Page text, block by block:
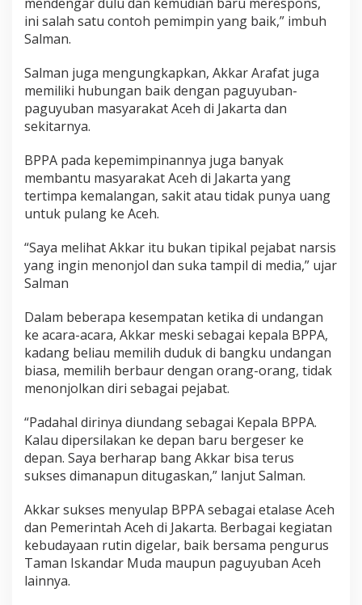
ini salah satu contoh pemimpin yang baik,” imbuh
Salman.
Salman juga mengungkapkan, Akkar Arafat juga
memiliki hubungan baik dengan paguyuban-
paguyuban masyarakat Aceh di Jakarta dan
sekitarnya.
BPPA pada kepemimpinannya juga banyak
membantu masyarakat Aceh di Jakarta yang
tertimpa kemalangan, sakit atau tidak punya uang
untuk pulang ke Aceh.
“Saya melihat Akkar itu bukan tipikal pejabat narsis
yang ingin menonjol dan suka tampil di media,” ujar
Salman
Dalam beberapa kesempatan ketika di undangan
ke acara-acara, Akkar meski sebagai kepala BPPA,
kadang beliau memilih duduk di bangku undangan
biasa, memilih berbaur dengan orang-orang, tidak
menonjolkan diri sebagai pejabat.
“Padahal dirinya diundang sebagai Kepala BPPA.
Kalau dipersilakan ke depan baru bergeser ke
depan. Saya berharap bang Akkar bisa terus
sukses dimanapun ditugaskan,” lanjut Salman.
Akkar sukses menyulap BPPA sebagai etalase Aceh
dan Pemerintah Aceh di Jakarta. Berbagai kegiatan
kebudayaan rutin digelar, baik bersama pengurus
Taman Iskandar Muda maupun paguyuban Aceh
lainnya.